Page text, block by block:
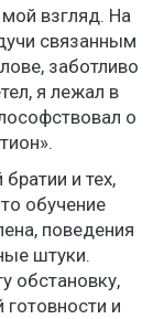
взгляд. На
связанным
заботливо
я лежал в
о
и тех,
обучение
поведения
штуки.
обстановку,
и